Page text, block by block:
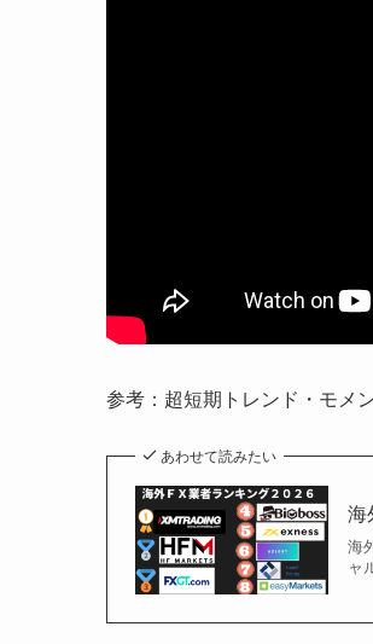
参考：超短期トレンド・モメ
あわせて読みたい
海
海
ャ